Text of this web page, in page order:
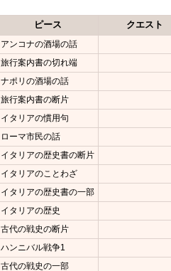
ピース クエスト
アンコナの酒場の話
旅行案内書の切れ端
ナポリの酒場の話
旅行案内書の断片
イタリアの慣用句
ローマ市民の話
イタリアの歴史書の断片
イタリアのことわざ
イタリアの歴史書の一部
イタリアの歴史
古代の戦史の断片
ハンニバル戦争1
古代の戦史の一部